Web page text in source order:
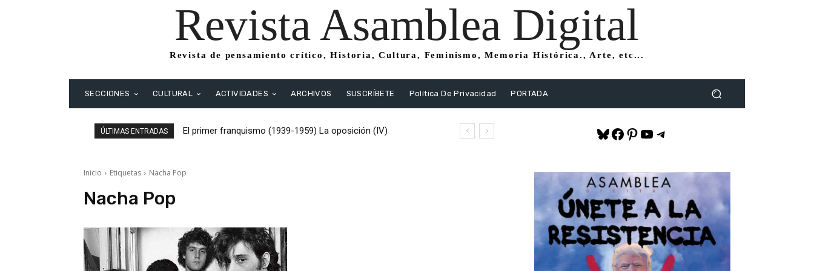
Revista Asamblea Digital
Revista de pensamiento crítico, Historia, Cultura, Feminismo, Memoria Histórica., Arte, etc...
SECCIONES CULTURAL ACTIVIDADES ARCHIVOS SUSCRÍBETE Política De Privacidad PORTADA
ÚLTIMAS ENTRADAS
El primer franquismo (1939-1959) La oposición (IV)
Inicio Etiquetas Nacha Pop
Nacha Pop
Bluesky
Facebook
Pinterest
YouTube
Telegram